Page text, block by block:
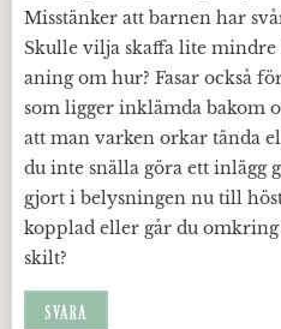
Misstänker att barnen har
Skulle vilja skaffa lite
aning om hur? Fasar också
som ligger inklämda bakom
att man varken orkar tända
du inte snälla göra ett inlägg
gjort i belysningen nu till
kopplad eller går du
skilt?
SVARA